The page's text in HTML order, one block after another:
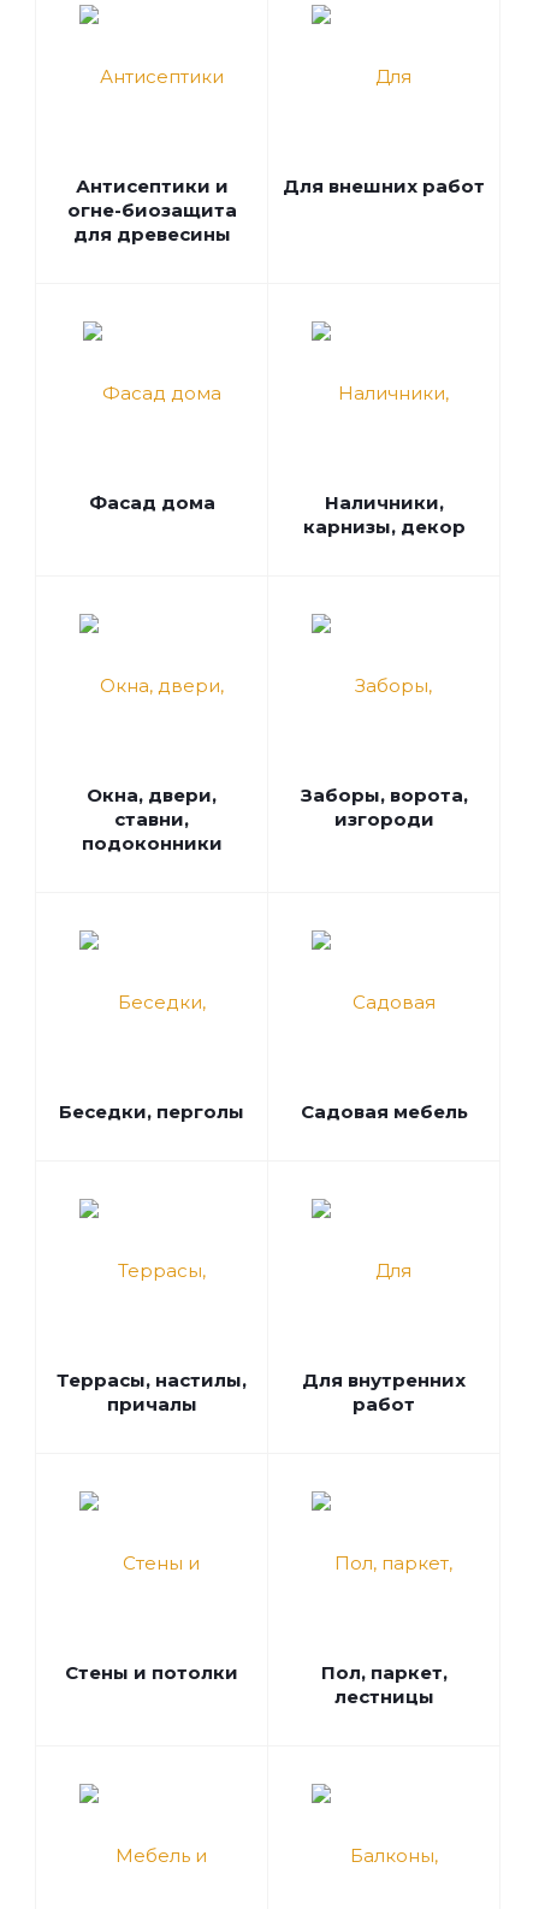
Антисептики и
огне-биозащита
для древесины
Для внешних работ
Фасад дома
Наличники,
карнизы, декор
Окна, двери,
ставни,
подоконники
Заборы, ворота,
изгороди
Беседки, перголы Садовая мебель
Террасы, настилы,
причалы
Для внутренних
работ
Стены и потолки
Пол, паркет,
лестницы